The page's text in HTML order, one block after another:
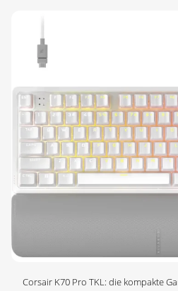
Corsair K70 Pro TKL: die kompakte